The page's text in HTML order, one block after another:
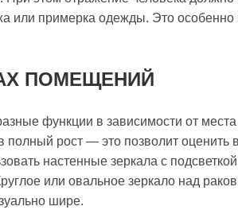
или примерка одежды. Это
ПОМЕЩЕНИЙ
функции в зависимости от
полный рост — это позволит
настенные зеркала с
или овальное зеркало над
шире.